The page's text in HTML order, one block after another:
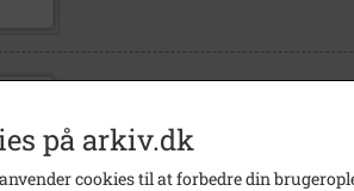
Familien, Johansen, Hans Peder
på arkiv.dk
cookies til at forbedre din